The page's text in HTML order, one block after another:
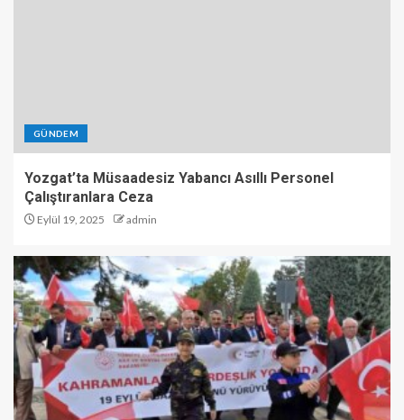
GÜNDEM
Yozgat’ta Müsaadesiz Yabancı Asıllı Personel
Çalıştıranlara Ceza
Eylül 19, 2025 admin